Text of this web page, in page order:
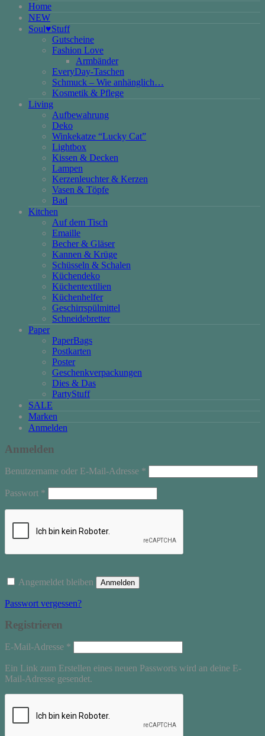
Home
NEW
Soul♥Stuff
Gutscheine
Fashion Love
Armbänder
EveryDay-Taschen
Schmuck – Wie anhänglich…
Kosmetik & Pflege
Living
Aufbewahrung
Deko
Winkekatze “Lucky Cat”
Lightbox
Kissen & Decken
Lampen
Kerzenleuchter & Kerzen
Vasen & Töpfe
Bad
Kitchen
Auf dem Tisch
Emaille
Becher & Gläser
Kannen & Krüge
Schüsseln & Schalen
Küchendeko
Küchentextilien
Küchenhelfer
Geschirrspülmittel
Schneidebretter
Paper
PaperBags
Postkarten
Poster
Geschenkverpackungen
Dies & Das
PartyStuff
SALE
Marken
Anmelden
Anmelden
Benutzername oder E-Mail-Adresse *
Passwort *
Angemeldet bleiben Anmelden
Passwort vergessen?
Registrieren
E-Mail-Adresse *
Ein Link zum Erstellen eines neuen Passworts wird an deine E-
Mail-Adresse gesendet.